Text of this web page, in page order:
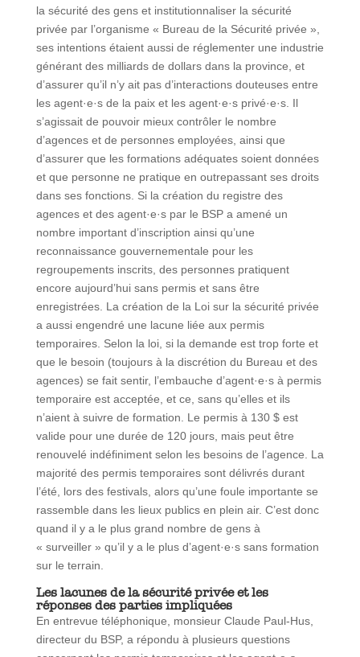
la sécurité des gens et institutionnaliser la sécurité
privée par l’organisme « Bureau de la Sécurité privée »,
ses intentions étaient aussi de réglementer une industrie
générant des milliards de dollars dans la province, et
d’assurer qu’il n’y ait pas d’interactions douteuses entre
les agent·e·s de la paix et les agent·e·s privé·e·s. Il
s’agissait de pouvoir mieux contrôler le nombre
d’agences et de personnes employées, ainsi que
d’assurer que les formations adéquates soient données
et que personne ne pratique en outrepassant ses droits
dans ses fonctions. Si la création du registre des
agences et des agent·e·s par le BSP a amené un
nombre important d’inscription ainsi qu’une
reconnaissance gouvernementale pour les
regroupements inscrits, des personnes pratiquent
encore aujourd’hui sans permis et sans être
enregistrées. La création de la Loi sur la sécurité privée
a aussi engendré une lacune liée aux permis
temporaires. Selon la loi, si la demande est trop forte et
que le besoin (toujours à la discrétion du Bureau et des
agences) se fait sentir, l’embauche d’agent·e·s à permis
temporaire est acceptée, et ce, sans qu’elles et ils
n’aient à suivre de formation. Le permis à 130 $ est
valide pour une durée de 120 jours, mais peut être
renouvelé indéfiniment selon les besoins de l’agence. La
majorité des permis temporaires sont délivrés durant
l’été, lors des festivals, alors qu’une foule importante se
rassemble dans les lieux publics en plein air. C’est donc
quand il y a le plus grand nombre de gens à
« surveiller » qu’il y a le plus d’agent·e·s sans formation
sur le terrain.
Les lacunes de la sécurité privée et les
réponses des parties impliquées
En entrevue téléphonique, monsieur Claude Paul-Hus,
directeur du BSP, a répondu à plusieurs questions